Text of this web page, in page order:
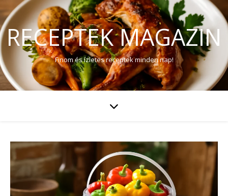
RECEPTEK MAGAZIN
Finom és ízletes receptek minden nap!